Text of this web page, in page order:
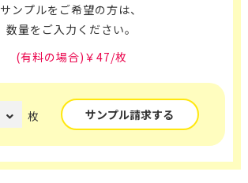
サンプルをご希望の方は、
数量をご入力ください。
(有料の場合)￥47/枚
枚 サンプル請求する